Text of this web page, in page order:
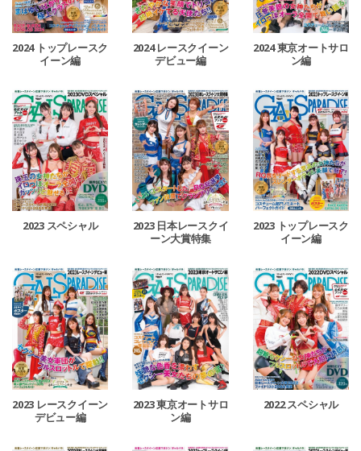
2024 トップレースク
イーン編
2024 レースクイーン
デビュー編
2024 東京オートサロ
ン編
2023 スペシャル
2023 日本レースクイ
ーン大賞特集
2023 トップレースク
イーン編
2023 レースクイーン
デビュー編
2023 東京オートサロ
ン編
2022 スペシャル